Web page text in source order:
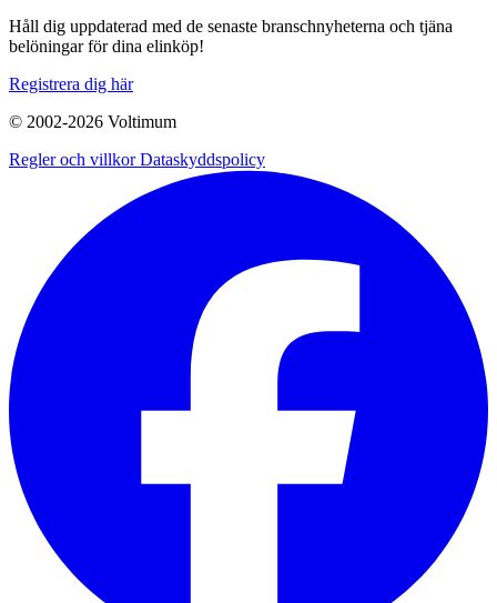
Håll dig uppdaterad med de senaste branschnyheterna och tjäna
belöningar för dina elinköp!
Registrera dig här
© 2002-2026 Voltimum
Regler och villkorDataskyddspolicy